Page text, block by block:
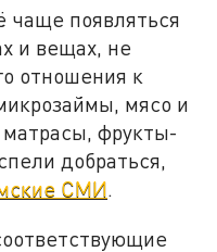
чаще появляться
и вещах, не
отношения к
мясо и
фрукты-
добраться,
СМИ.